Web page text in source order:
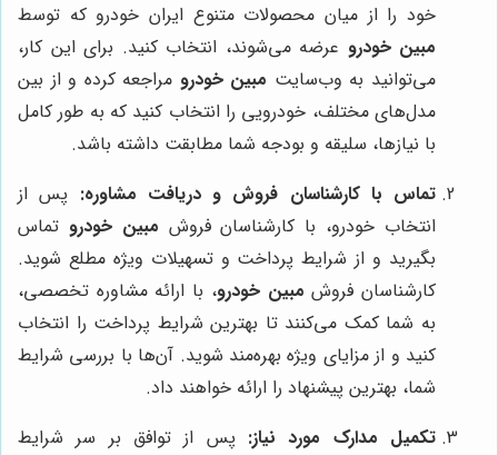
خود را از میان محصولات متنوع ایران خودرو که توسط
مبین خودرو عرضه می‌شوند، انتخاب کنید. برای این کار،
می‌توانید به وب‌سایت مبین خودرو مراجعه کرده و از بین
مدل‌های مختلف، خودرویی را انتخاب کنید که به طور کامل
با نیازها، سلیقه و بودجه شما مطابقت داشته باشد.
تماس با کارشناسان فروش و دریافت مشاوره: پس از
انتخاب خودرو، با کارشناسان فروش مبین خودرو تماس
بگیرید و از شرایط پرداخت و تسهیلات ویژه مطلع شوید.
کارشناسان فروش مبین خودرو، با ارائه مشاوره تخصصی،
به شما کمک می‌کنند تا بهترین شرایط پرداخت را انتخاب
کنید و از مزایای ویژه بهره‌مند شوید. آن‌ها با بررسی شرایط
شما، بهترین پیشنهاد را ارائه خواهند داد.
تکمیل مدارک مورد نیاز: پس از توافق بر سر شرایط